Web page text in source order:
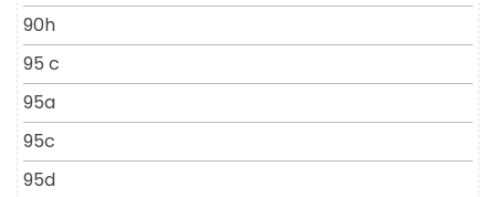
90h
95 c
95a
95c
95d